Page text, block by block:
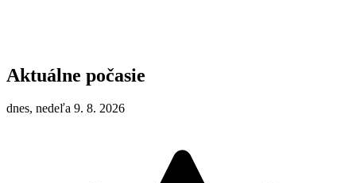
Aktuálne počasie
dnes, nedeľa 9. 8. 2026